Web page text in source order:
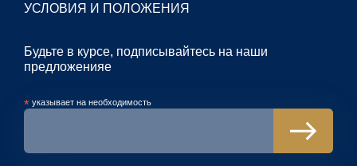
УСЛОВИЯ И ПОЛОЖЕНИЯ
Будьте в курсе, подписывайтесь на наши
предложенияe
*указывает на необходимость